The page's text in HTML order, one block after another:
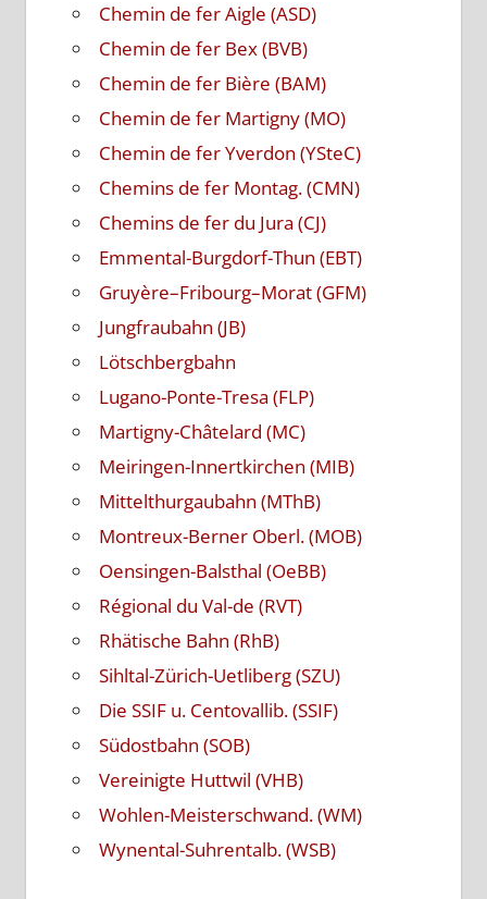
Chemin de fer Aigle (ASD)
Chemin de fer Bex (BVB)
Chemin de fer Bière (BAM)
Chemin de fer Martigny (MO)
Chemin de fer Yverdon (YSteC)
Chemins de fer Montag. (CMN)
Chemins de fer du Jura (CJ)
Emmental-Burgdorf-Thun (EBT)
Gruyère–Fribourg–Morat (GFM)
Jungfraubahn (JB)
Lötschbergbahn
Lugano-Ponte-Tresa (FLP)
Martigny-Châtelard (MC)
Meiringen-Innertkirchen (MIB)
Mittelthurgaubahn (MThB)
Montreux-Berner Oberl. (MOB)
Oensingen-Balsthal (OeBB)
Régional du Val-de (RVT)
Rhätische Bahn (RhB)
Sihltal-Zürich-Uetliberg (SZU)
Die SSIF u. Centovallib. (SSIF)
Südostbahn (SOB)
Vereinigte Huttwil (VHB)
Wohlen-Meisterschwand. (WM)
Wynental-Suhrentalb. (WSB)